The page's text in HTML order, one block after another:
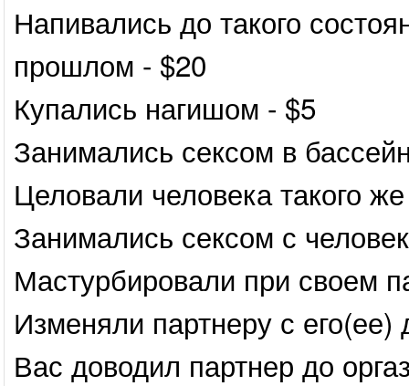
Напивались до такого
прошлом - $20
Купались нагишом - $5
Занимались сексом в
Целовали человека такого
Занимались сексом с
Мастурбировали при своем
Изменяли партнеру с
Вас доводил партнер до